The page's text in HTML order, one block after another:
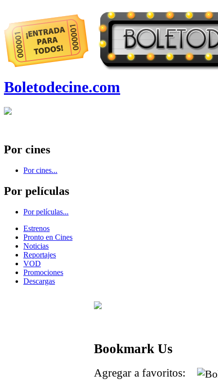
Boletodecine.com
Por cines
Por cines...
Por películas
Por películas...
Estrenos
Pronto en Cines
Noticias
Reportajes
VOD
Promociones
Descargas
Bookmark Us
Agregar a favoritos: